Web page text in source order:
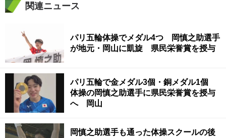
関連ニュース
パリ五輪体操でメダル4つ 岡慎之助選手
が地元・岡山に凱旋 県民栄誉賞を授与
パリ五輪で金メダル3個・銅メダル1個
体操の岡慎之助選手に県民栄誉賞を授与
へ 岡山
岡慎之助選手も通った体操スクールの後